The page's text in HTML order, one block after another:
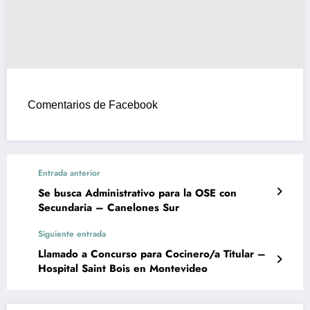
Comentarios de Facebook
Entrada anterior
Se busca Administrativo para la OSE con
Secundaria – Canelones Sur
Siguiente entrada
Llamado a Concurso para Cocinero/a Titular –
Hospital Saint Bois en Montevideo